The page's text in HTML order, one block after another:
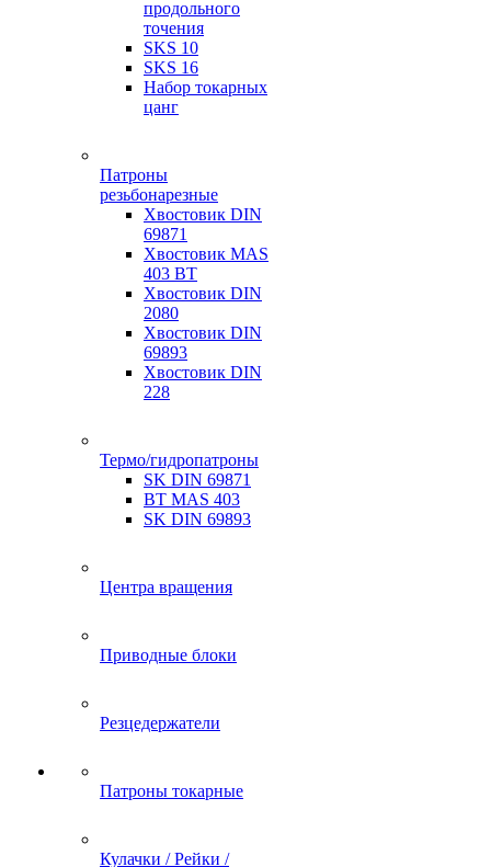
продольного
точения
SKS 10
SKS 16
Набор токарных
цанг
Патроны
резьбонарезные
Хвостовик DIN
69871
Хвостовик MAS
403 BT
Хвостовик DIN
2080
Хвостовик DIN
69893
Хвостовик DIN
228
Термо/гидропатроны
SK DIN 69871
BT MAS 403
SK DIN 69893
Центра вращения
Приводные блоки
Резцедержатели
Патроны токарные
Кулачки / Рейки /